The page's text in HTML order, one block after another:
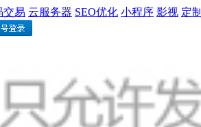
交易 云服务器 SEO优化 小程序 影视 定